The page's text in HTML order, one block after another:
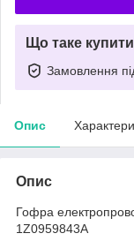
Що таке
Замовлення
Опис
Опис
Гофра
1Z0959843А